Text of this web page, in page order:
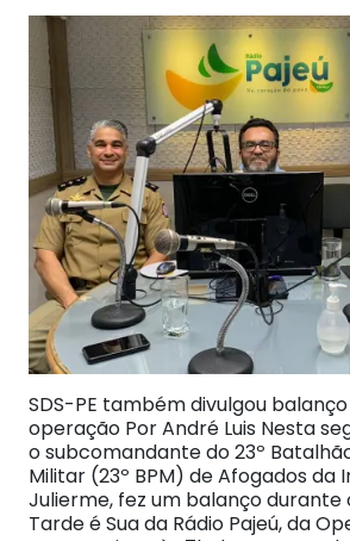
SDS-PE também divulgou
operação Por André Luis Nesta
o subcomandante do 23º
Militar (23º BPM) de Afogados da
Julierme, fez um balanço durante
Tarde é Sua da Rádio Pajeú, da